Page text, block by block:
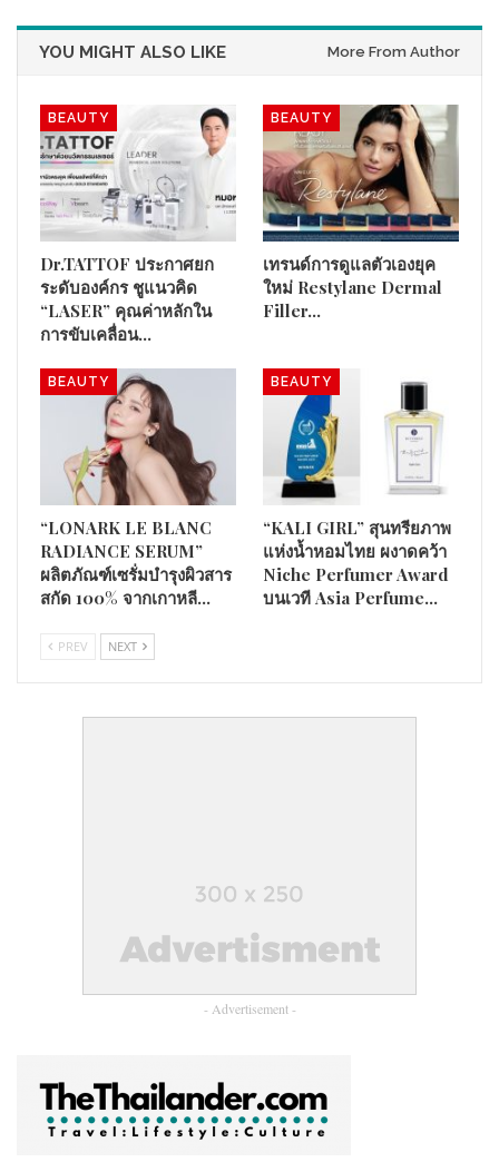
ฝึกอบรมทักษะใหม่ที่เมิร์ซมอบให้กับพาร์ตเนอร์ ซึ่งในยุคดิจิทัล AI
สำหรับเมิร์ซนับเป็นหนึ่งตัวช่วยและเป็นเครื่องมือที่จะมาเพิ่ม
ศักยภาพ ยกระดับการบริการซึ่งเป็นหัวใจหลักของธุรกิจความงาม
ด้วยการนำจุดเด่น คุณสมบัติ AI มาปรับใช้อย่างเหมาะสม มีความ
บาลานซ์ ไปกับเรื่องการเข้าใจคน (Human Touch) เข้าใจทุกความ
ต้องการ ทุกปัญหา และรู้ถึงข้อมูลเชิงลึก (Consumer Insight) สู่งาน
บริการด้วยใจอย่างมั่นใจ ซึ่งเป็นหัวข้องานในปีนี้ Aesthetics
Intelligence
รนด์ใหม่ๆ จะทำให้พาร์ตเนอร์สามารถสร้างสรรค์สิ่งใหม่ที่มีความ
แตกต่างและโดดเด่น เมื่อได้นำมาปรับใช้กับธุรกิจของทุกคน และ
นอกจากจะต่อยอดธุรกิจให้เติบโตแล้ว ผู้ที่ใช้งานยังได้เพิ่ม
ศักยภาพให้กับตัวเองอีกด้วย โดย
เมิร์ซ เอสเธติกส์
พร้อมดูแลเป็น
ส่วนหนึ่งของการเติบโตอย่างแข็งแกร่งในทุกย่างก้าว”
ภายในงาน Thailand Aesthetics Business Forum (TABF) 2025
Content Shifu “คุณแบงค์-สิทธินันท์ พลวิสุทธิ์ศักดิ์” มาพูดคุยถึงเท
ยืด” ผู้ก่อตั้งเพจ Ad Addict เผยเทรนด์ AI การใช้ ChatGPT ในการ
CLASSY Clinic
ยังได้มาพูดคุยแชร์เบื้องหลังความสำเร็จของ
CLASSY Clinic อีกด้วย ท่ามกลางพาร์ทเนอร์ทางธุรกิจและผู้สนใจ
ต่างร่วมงานเป็นจำนวนมาก ณ โรงแรม อีสติน แกรนด์ พญาไท
YOU MIGHT ALSO LIKE More From Author
BEAUTY
Dr.TATTOF ประกาศยก
ระดับองค์กร ชูแนวคิด
“LASER” คุณค่าหลักใน
การขับเคลื่อน…
BEAUTY
เทรนด์การดูแลตัวเองยุค
ใหม่ Restylane Dermal
Filler…
BEAUTY
“LONARK LE BLANC
RADIANCE SERUM”
ผลิตภัณฑ์​เซรั่มบำรุงผิวสาร
สกัด 100% จากเกาหลี…
BEAUTY
“KALI GIRL” สุนทรียภาพ
แห่งน้ำหอมไทย ผงาดคว้า
Niche Perfumer Award
บนเวที Asia Perfume…
PREV NEXT
- Advertisement -